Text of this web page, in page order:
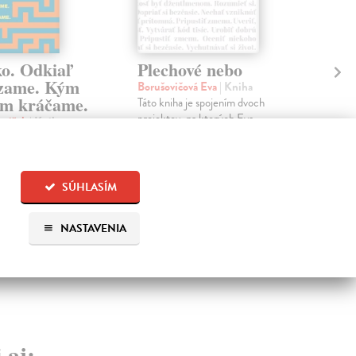
SÚHLASÍM
NASTAVENIA
Odkiaľ
Kým
kráčame.
| Kniha
Plechové nebo
Borušovičová Eva| Kniha
Táto kniha je spojením dvoch
projektov, na ktorých Eva
Na sklade
18,91 €